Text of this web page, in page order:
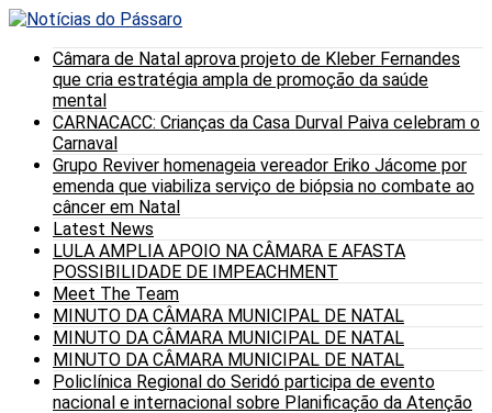
Câmara de Natal aprova projeto de Kleber Fernandes
que cria estratégia ampla de promoção da saúde
mental
CARNACACC: Crianças da Casa Durval Paiva celebram o
Carnaval
Grupo Reviver homenageia vereador Eriko Jácome por
emenda que viabiliza serviço de biópsia no combate ao
câncer em Natal
Latest News
LULA AMPLIA APOIO NA CÂMARA E AFASTA
POSSIBILIDADE DE IMPEACHMENT
Meet The Team
MINUTO DA CÂMARA MUNICIPAL DE NATAL
MINUTO DA CÂMARA MUNICIPAL DE NATAL
MINUTO DA CÂMARA MUNICIPAL DE NATAL
Policlínica Regional do Seridó participa de evento
nacional e internacional sobre Planificação da Atenção